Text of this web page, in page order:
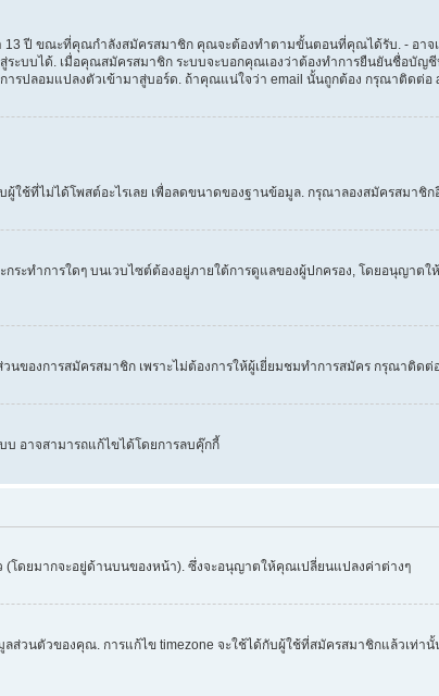
13 ปี ขณะที่คุณกำลังสมัครสมาชิก คุณจะต้องทำตามขั้นตอนที่คุณได้รับ. - อา
ะบบได้. เมื่อคุณสมัครสมาชิก ระบบจะบอกคุณเองว่าต้องทำการยืนยันชื่อบั
ปลอมแปลงตัวเข้ามาสู่บอร์ด. ถ้าคุณแน่ใจว่า email นั้นถูกต้อง กรุณาติดต่อ
ช้ที่ไม่ได้โพสต์อะไรเลย เพื่อลดขนาดของฐานข้อมูล. กรุณาลองสมัครสมาชิก
ระทำการใดๆ บนเวบไซต์ต้องอยู่ภายใต้การดูแลของผู้ปกครอง, โดยอนุญาต
ของการสมัครสมาชิก เพราะไม่ต้องการให้ผู้เยี่ยมชมทำการสมัคร กรุณาติด
บ อาจสามารถแก้ไขได้โดยการลบคุ๊กกี้
โดยมากจะอยู่ด้านบนของหน้า). ซึ่งจะอนุญาตให้คุณเปลี่ยนแปลงค่าต่างๆ
ส่วนตัวของคุณ. การแก้ไข timezone จะใช้ได้กับผู้ใช้ที่สมัครสมาชิกแล้วเท่